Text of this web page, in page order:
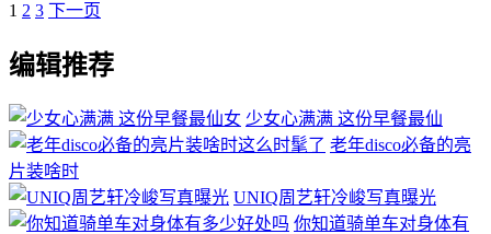
1 2 3 下一页
编辑推荐
少女心满满 这份早餐最仙
老年disco必备的亮
片装啥时
UNIQ周艺轩冷峻写真曝光
你知道骑单车对身体有